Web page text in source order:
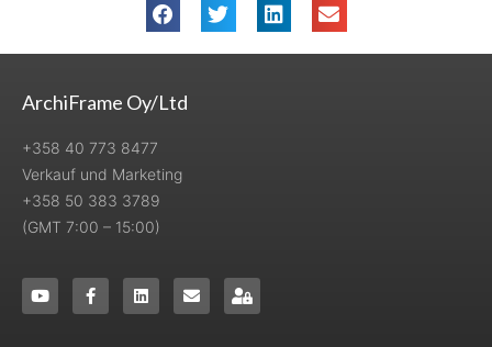
ArchiFrame Oy/Ltd
+358 40 773 8477
Verkauf und Marketing
+358 50 383 3789
(GMT 7:00 – 15:00)